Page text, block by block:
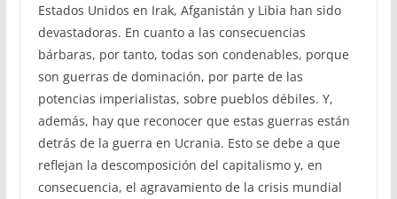
Estados Unidos en Irak, Afganistán y Libia han sido
devastadoras. En cuanto a las consecuencias
bárbaras, por tanto, todas son condenables, porque
son guerras de dominación, por parte de las
potencias imperialistas, sobre pueblos débiles. Y,
además, hay que reconocer que estas guerras están
detrás de la guerra en Ucrania. Esto se debe a que
reflejan la descomposición del capitalismo y, en
consecuencia, el agravamiento de la crisis mundial